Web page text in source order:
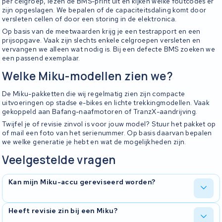
zijn opgeslagen. We bepalen of de capaciteitsdaling komt door
versleten cellen of door een storing in de elektronica.
Op basis van de meetwaarden krijg je een testrapport en een
prijsopgave. Vaak zijn slechts enkele celgroepen versleten en
vervangen we alleen wat nodig is. Bij een defecte BMS zoeken we
een passend exemplaar.
Welke Miku-modellen zien we?
De Miku-pakketten die wij regelmatig zien zijn compacte
uitvoeringen op stadse e-bikes en lichte trekkingmodellen. Vaak
gekoppeld aan Bafang-naafmotoren of TranzX-aandrijving.
Twijfel je of revisie zinvol is voor jouw model? Stuur het pakket op
of mail een foto van het serienummer. Op basis daarvan bepalen
we welke generatie je hebt en wat de mogelijkheden zijn.
Veelgestelde vragen
Kan mijn Miku-accu gereviseerd worden?
In de meeste gevallen wel. Wij openen de behuizing, meten alle
Heeft revisie zin bij een Miku?